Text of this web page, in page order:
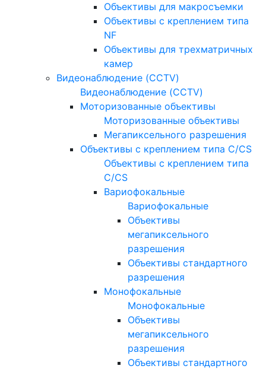
Объективы для макросъемки
Объективы с креплением типа
NF
Объективы для трехматричных
камер
Видеонаблюдение (CCTV)
Видеонаблюдение (CCTV)
Моторизованные объективы
Моторизованные объективы
Мегапиксельного разрешения
Объективы с креплением типа C/CS
Объективы с креплением типа
C/CS
Вариофокальные
Вариофокальные
Объективы
мегапиксельного
разрешения
Объективы стандартного
разрешения
Монофокальные
Монофокальные
Объективы
мегапиксельного
разрешения
Объективы стандартного